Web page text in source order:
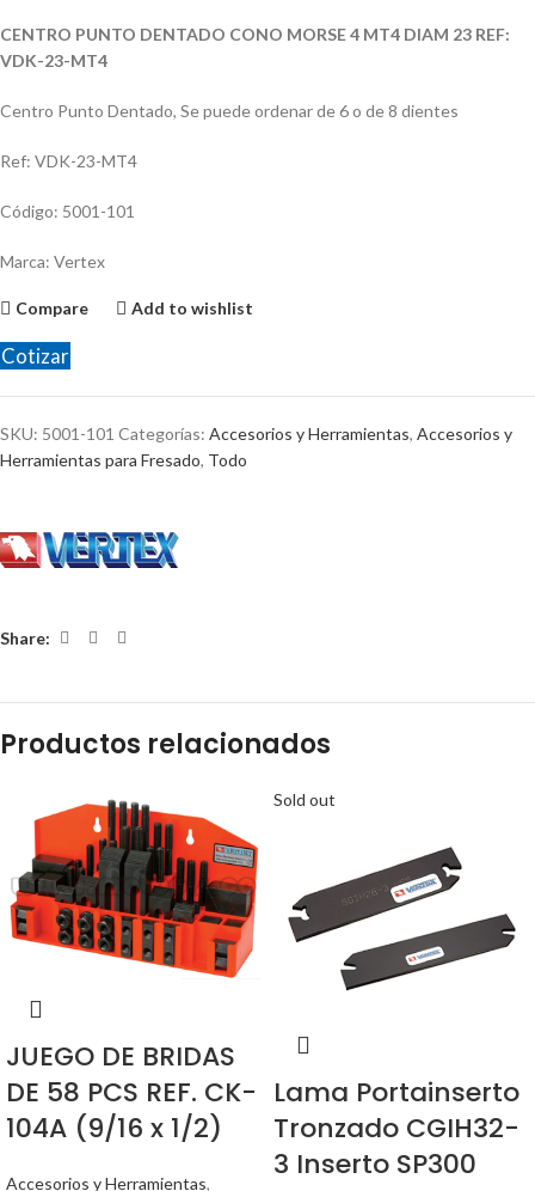
CENTRO PUNTO DENTADO CONO MORSE 4 MT4 DIAM 23 REF:
VDK-23-MT4
Centro Punto Dentado, Se puede ordenar de 6 o de 8 dientes
Ref: VDK-23-MT4
Código: 5001-101
Marca: Vertex
Compare Add to wishlist
Cotizar
SKU: 5001-101 Categorías: Accesorios y Herramientas, Accesorios y
Herramientas para Fresado, Todo
Share:
Productos relacionados
JUEGO DE BRIDAS
DE 58 PCS REF. CK-
104A (9/16 x 1/2)
Accesorios y Herramientas,
Sold out
Lama Portainserto
Tronzado CGIH32-
3 Inserto SP300